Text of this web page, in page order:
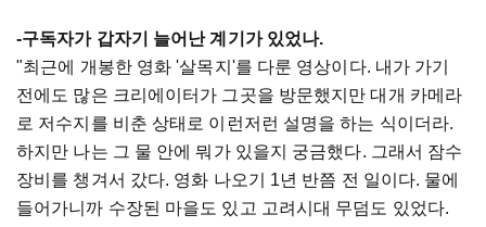
-구독자가 갑자기 늘어난 계기가 있었나.
"최근에 개봉한 영화 '살목지'를 다룬 영상이다. 내가 가기
전에도 많은 크리에이터가 그곳을 방문했지만 대개 카메라
로 저수지를 비춘 상태로 이런저런 설명을 하는 식이더라.
하지만 나는 그 물 안에 뭐가 있을지 궁금했다. 그래서 잠수
장비를 챙겨서 갔다. 영화 나오기 1년 반쯤 전 일이다. 물에
들어가니까 수장된 마을도 있고 고려시대 무덤도 있었다.